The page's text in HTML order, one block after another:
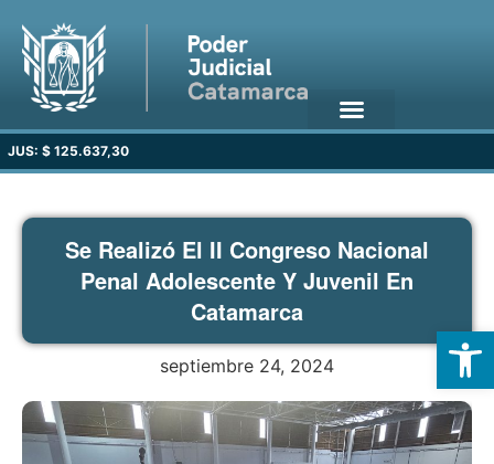
JUS: $ 125.637,30
Se Realizó El II Congreso Nacional
Penal Adolescente Y Juvenil En
Catamarca
septiembre 24, 2024